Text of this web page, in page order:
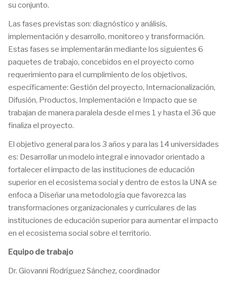
su conjunto.
Las fases previstas son: diagnóstico y análisis,
implementación y desarrollo, monitoreo y transformación.
Estas fases se implementarán mediante los siguientes 6
paquetes de trabajo, concebidos en el proyecto como
requerimiento para el cumplimiento de los objetivos,
específicamente: Gestión del proyecto, Internacionalización,
Difusión, Productos, Implementación e Impacto que se
trabajan de manera paralela desde el mes 1 y hasta el 36 que
finaliza el proyecto.
El objetivo general para los 3 años y para las 14 universidades
es: Desarrollar un modelo integral e innovador orientado a
fortalecer el impacto de las instituciones de educación
superior en el ecosistema social y dentro de estos la UNA se
enfoca a Diseñar una metodología que favorezca las
transformaciones organizacionales y curriculares de las
instituciones de educación superior para aumentar el impacto
en el ecosistema social sobre el territorio.
Equipo de trabajo
Dr. Giovanni Rodríguez Sánchez, coordinador